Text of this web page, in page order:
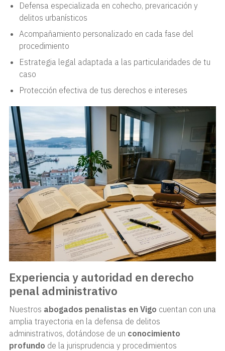
Defensa especializada en cohecho, prevaricación y
delitos urbanísticos
Acompañamiento personalizado en cada fase del
procedimiento
Estrategia legal adaptada a las particularidades de tu
caso
Protección efectiva de tus derechos e intereses
Experiencia y autoridad en derecho
penal administrativo
Nuestros abogados penalistas en Vigo cuentan con una
amplia trayectoria en la defensa de delitos
administrativos, dotándose de un conocimiento
profundo de la jurisprudencia y procedimientos